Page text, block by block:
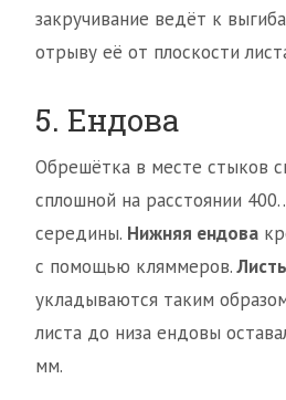
закручивание ведёт к
отрыву её от плоскости
5. Ендова
Обрешётка в месте стыков
сплошной на расстоянии
середины. Нижняя ендова
с помощью кляммеров.
укладываются таким
листа до низа ендовы
мм.